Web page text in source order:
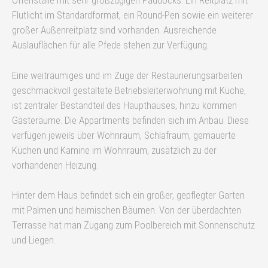
Flutlicht im Standardformat, ein Round-Pen sowie ein weiterer
großer Außenreitplatz sind vorhanden. Ausreichende
Auslauflächen für alle Pfede stehen zur Verfügung.
Eine weiträumiges und im Zuge der Restaurierungsarbeiten
geschmackvoll gestaltete Betriebsleiterwohnung mit Küche,
ist zentraler Bestandteil des Haupthauses, hinzu kommen
Gästeräume. Die Appartments befinden sich im Anbau. Diese
verfügen jeweils über Wohnraum, Schlafraum, gemauerte
Küchen und Kamine im Wohnraum, zusätzlich zu der
vorhandenen Heizung.
Hinter dem Haus befindet sich ein großer, gepflegter Garten
mit Palmen und heimischen Bäumen. Von der überdachten
Terrasse hat man Zugang zum Poolbereich mit Sonnenschutz
und Liegen.